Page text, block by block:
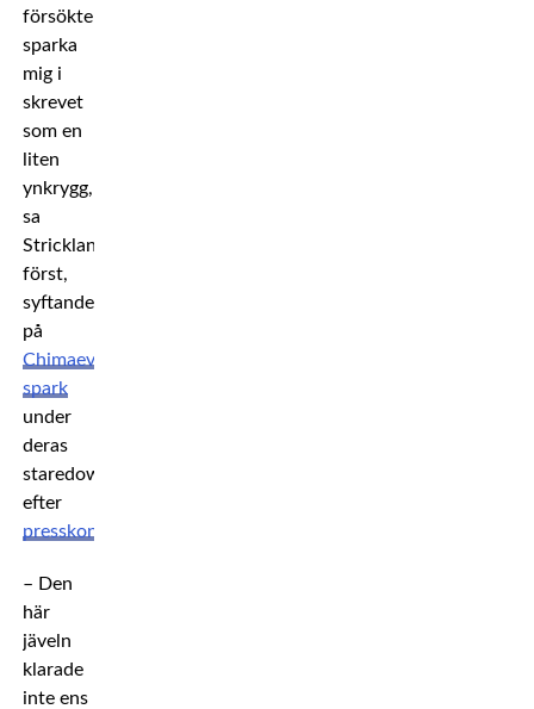
försökte
sparka
mig i
skrevet
som en
liten
ynkrygg,
sa
Strickland
först,
syftandes
på
Chimaevs
spark
under
deras
staredown
efter
presskonferensen
– Den
här
jäveln
klarade
inte ens